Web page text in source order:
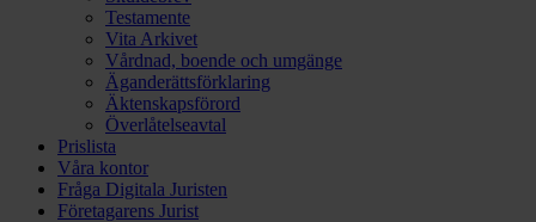
Testamente
Vita Arkivet
Vårdnad, boende och umgänge
Äganderättsförklaring
Äktenskapsförord
Överlåtelseavtal
Prislista
Våra kontor
Fråga Digitala Juristen
Företagarens Jurist